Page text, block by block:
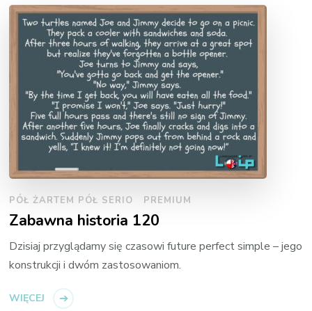
PÓŁ ŻARTEM PÓŁ SERIO PREMIUM
Zabawna historia 120
Dzisiaj przyglądamy się czasowi future perfect simple – jego
konstrukcji i dwóm zastosowaniom.
WIĘCEJ